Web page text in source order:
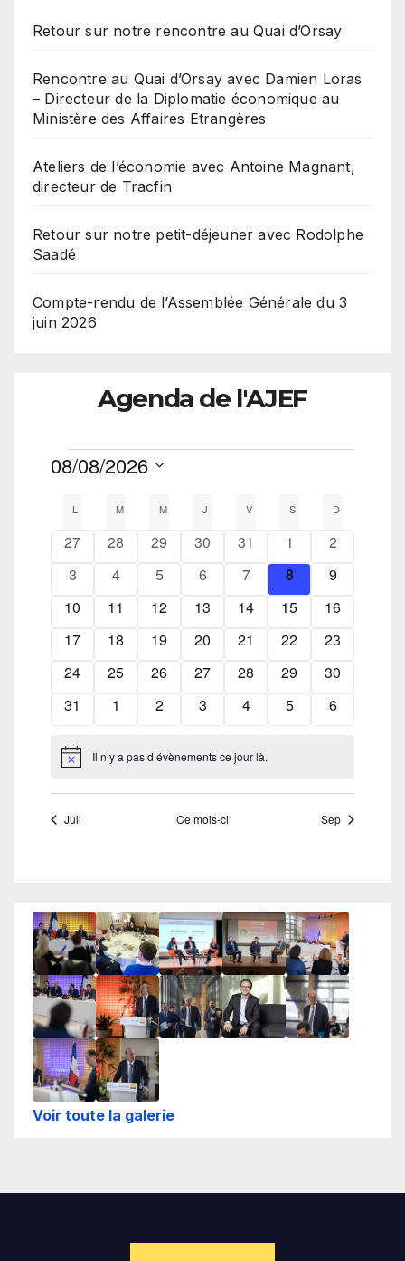
Retour sur notre rencontre au Quai d’Orsay
Rencontre au Quai d’Orsay avec Damien Loras
– Directeur de la Diplomatie économique au
Ministère des Affaires Etrangères
Ateliers de l’économie avec Antoine Magnant,
directeur de Tracfin
Retour sur notre petit-déjeuner avec Rodolphe
Saadé
Compte-rendu de l’Assemblée Générale du 3
juin 2026
Agenda de l'AJEF
Voir toute la galerie